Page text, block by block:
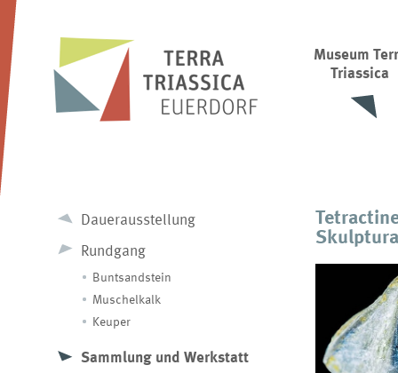
Museum
Triassica
Dauerausstellung
Rundgang
Buntsandstein
Muschelkalk
Keuper
Sammlung und Werkstatt